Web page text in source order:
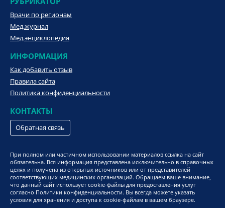
Врачи по регионам
Мед.журнал
Мед.энциклопедия
ИНФОРМАЦИЯ
Как добавить отзыв
Правила сайта
Политика конфиденциальности
КОНТАКТЫ
Обратная связь
При полном или частичном использовании материалов ссылка на сайт
обязательна. Вся информация представлена исключительно в справочных
целях и получена из открытых источников или от представителей
соответствующих медицинских организаций. Обращаем ваше внимание,
что данный сайт использует cookie-файлы для предоставления услуг
согласно Политики конфиденциальности. Вы всегда можете указать
условия для хранения и доступа к cookie-файлам в вашем браузере.